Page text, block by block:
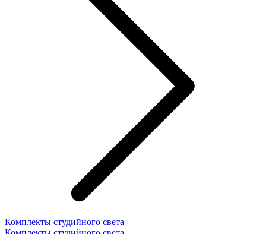
Комплекты студийного света